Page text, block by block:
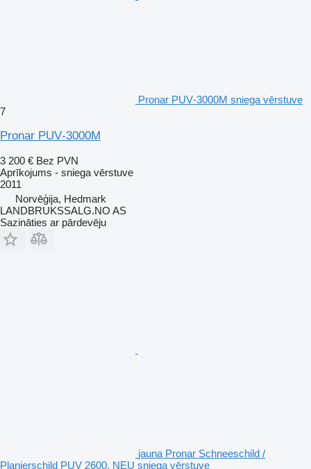
Pronar PUV‑3000M sniega vērstuve
7
Pronar PUV‑3000M
3 200 € Bez PVN
Aprīkojums - sniega vērstuve
2011
Norvēģija, Hedmark
LANDBRUKSSALG.NO AS
Sazināties ar pārdevēju
jauna Pronar Schneeschild /
Planierschild PUV 2600, NEU sniega vērstuve